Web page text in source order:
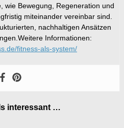
wie Bewegung, Regeneration und
miteinander vereinbar sind.
nachhaltigen Ansätzen
Informationen:
fitness-als-system/
interessant …